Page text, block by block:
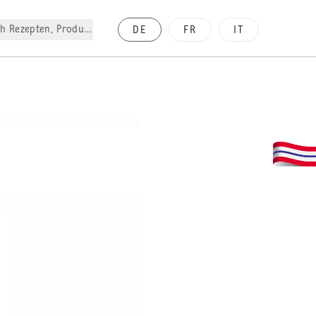
Rezepten, Produkte, etc. DE FR